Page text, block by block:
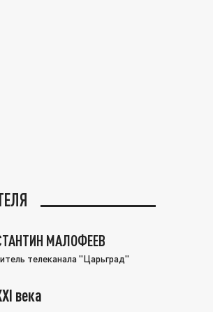
МАЛОФЕЕВ
телеканала "Царьград"
века